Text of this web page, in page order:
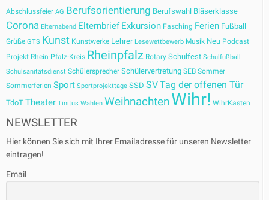
Abschlussfeier AG Berufsorientierung Berufswahl Bläserklasse
Corona Elternabend Elternbrief Exkursion Fasching Ferien Fußball
Grüße GTS Kunst Kunstwerke Lehrer Lesewettbewerb Musik Neu Podcast
Projekt Rhein-Pfalz-Kreis Rheinpfalz Rotary Schulfest Schulfußball
Schulsanitätsdienst Schülersprecher Schülervertretung SEB Sommer
Sommerferien Sport Sportprojekttage SSD SVTag der offenen Tür
TdoT Theater Tinitus Wahlen WeihnachtenWihr! WihrKasten
NEWSLETTER
Hier können Sie sich mit Ihrer Emailadresse für unseren Newsletter
eintragen!
Email